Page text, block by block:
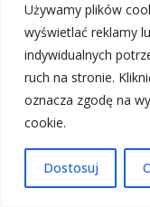
Używamy plików
wyświetlać reklamy
indywidualnych
ruch na stronie.
oznacza zgodę na
cookie.
Dostosuj